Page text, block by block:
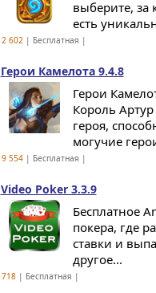
выберите, за
есть
2 602| Бесплатная |
Герои Камелота 9.4.8
Герои
Король
героя,
могучие
9 554| Бесплатная |
Video Poker 3.3.9
Бесплатное
покера, где
ставки и
другое...
718| Бесплатная |